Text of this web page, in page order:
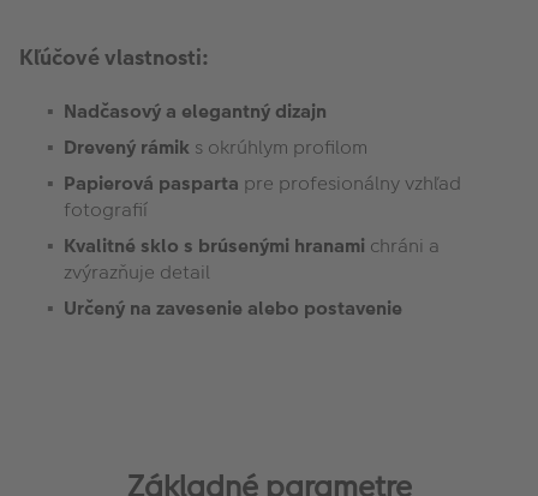
Kľúčové vlastnosti:
Nadčasový a elegantný dizajn
Drevený rámik s okrúhlym profilom
Papierová pasparta pre profesionálny vzhľad
fotografií
Kvalitné sklo s brúsenými hranami chráni a
zvýrazňuje detail
Určený na zavesenie alebo postavenie
Základné parametre